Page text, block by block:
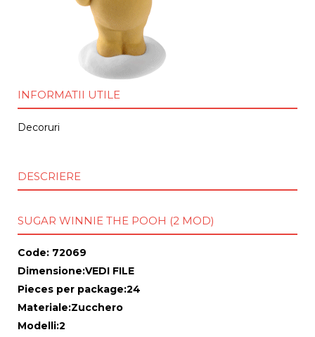
INFORMATII UTILE
Decoruri
DESCRIERE
SUGAR WINNIE THE POOH (2 MOD)
Code: 72069
Dimensione:VEDI FILE
Pieces per package:24
Materiale:Zucchero
Modelli:2